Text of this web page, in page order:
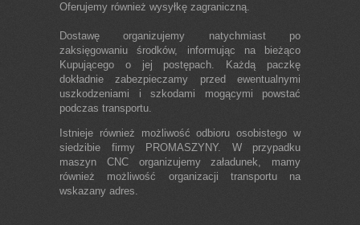
Oferujemy również wysyłkę zagraniczną.
Dostawę organizujemy natychmiast po
zaksięgowaniu środków, informując na bieżąco
Kupującego o jej postępach. Każdą paczkę
dokładnie zabezpieczamy przed ewentualnymi
uszkodzeniami i szkodami mogącymi powstać
podczas transportu.
Istnieje również możliwość odbioru osobistego w
siedzibie firmy PROMASZYNY. W przypadku
maszyn CNC organizujemy załadunek, mamy
również możliwość organizacji transportu na
wskazany adres.